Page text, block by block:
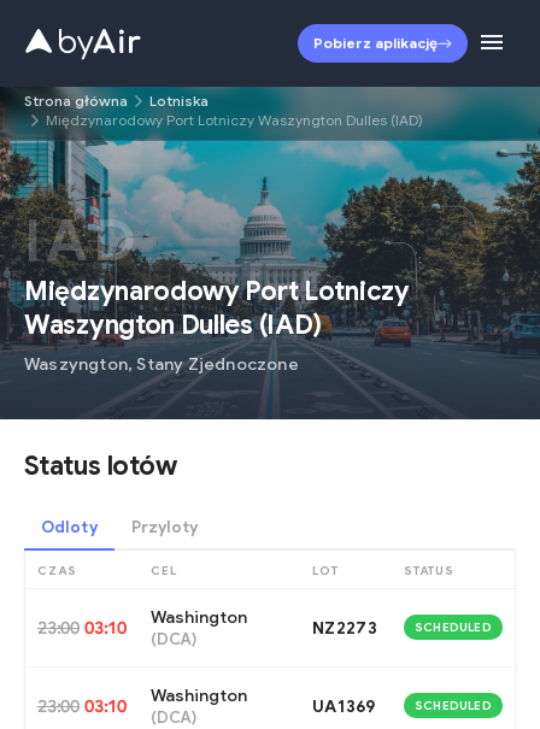
Pobierz aplikację
Strona główna
Lotniska
Międzynarodowy Port Lotniczy Waszyngton Dulles (IAD)
IAD
Międzynarodowy Port Lotniczy
Waszyngton Dulles(IAD)
Waszyngton,Stany Zjednoczone
Status lotów
Odloty Przyloty
CZAS CEL LOT STATUS
23:00 03:10 Washington
(DCA)
NZ2273 SCHEDULED
23:00 03:10 Washington
(DCA)
UA1369 SCHEDULED